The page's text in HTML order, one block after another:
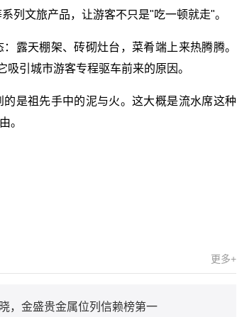
列文旅产品，让游客不只是"吃一顿就走"。
露天棚架、砖砌灶台，菜肴端上来热腾腾。
引城市游客专程驱车前来的原因。
是祖先手中的泥与火。这大概是流水席这种
。
更多+
，金盛贵金属位列信赖榜第一